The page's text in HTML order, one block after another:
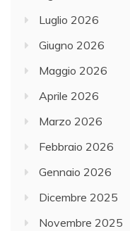
Luglio 2026
Giugno 2026
Maggio 2026
Aprile 2026
Marzo 2026
Febbraio 2026
Gennaio 2026
Dicembre 2025
Novembre 2025